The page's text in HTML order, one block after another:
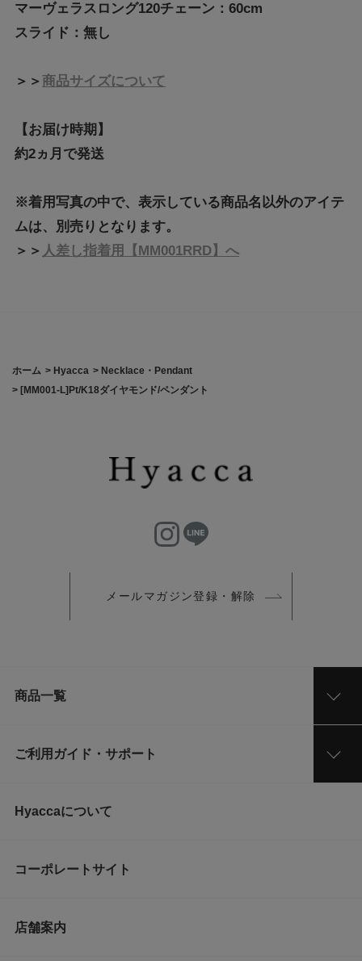
マーヴェラスロング120チェーン：60cm
スライド：無し
＞＞ 商品サイズについて
【お届け時期】
約2ヵ月で発送
※着用写真の中で、表示している商品名以外のアイテ
ムは、別売りとなります。
＞＞ 人差し指着用【MM001RRD】へ
ホーム > Hyacca > Necklace・Pendant
> [MM001-L]Pt/K18ダイヤモンド/ペンダント
メールマガジン登録・解除
商品一覧
ご利用ガイド・サポート
Hyaccaについて
コーポレートサイト
店舗案内